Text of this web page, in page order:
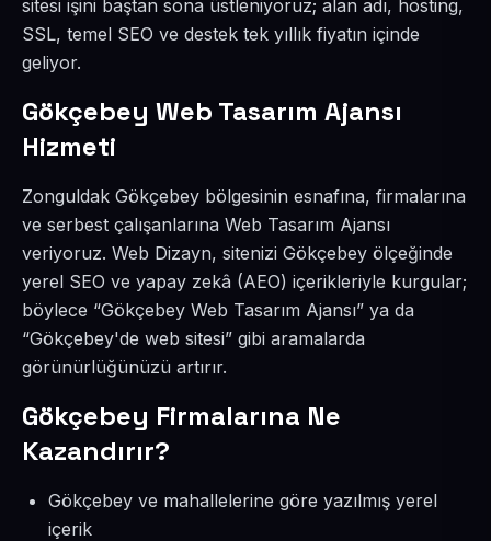
sitesi işini baştan sona üstleniyoruz; alan adı, hosting,
SSL, temel SEO ve destek tek yıllık fiyatın içinde
geliyor.
Gökçebey Web Tasarım Ajansı
Hizmeti
Zonguldak Gökçebey bölgesinin esnafına, firmalarına
ve serbest çalışanlarına Web Tasarım Ajansı
veriyoruz. Web Dizayn, sitenizi Gökçebey ölçeğinde
yerel SEO ve yapay zekâ (AEO) içerikleriyle kurgular;
böylece “Gökçebey Web Tasarım Ajansı” ya da
“Gökçebey'de web sitesi” gibi aramalarda
görünürlüğünüzü artırır.
Gökçebey Firmalarına Ne
Kazandırır?
Gökçebey ve mahallelerine göre yazılmış yerel
içerik